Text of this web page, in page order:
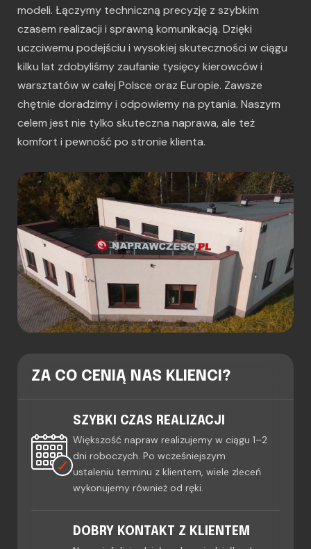
modeli. Łączymy techniczną precyzję z szybkim
czasem realizacji i sprawną komunikacją. Dzięki
uczciwemu podejściu i wysokiej skuteczności w ciągu
kilku lat zdobyliśmy zaufanie tysięcy kierowców i
warsztatów w całej Polsce oraz Europie. Zawsze
chętnie doradzimy i odpowiemy na pytania. Naszym
celem jest nie tylko skuteczna naprawa, ale też
komfort i pewność po stronie klienta.
ZA CO CENIĄ NAS KLIENCI?
SZYBKI CZAS REALIZACJI
Większość napraw realizujemy w ciągu 1–2
dni roboczych. Po wcześniejszym
ustaleniu terminu z klientem, wiele zleceń
wykonujemy również od ręki.
DOBRY KONTAKT Z KLIENTEM